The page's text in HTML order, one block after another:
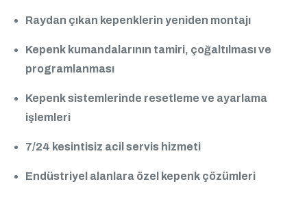
Raydan çıkan kepenklerin yeniden montajı
Kepenk kumandalarının tamiri, çoğaltılması ve
programlanması
Kepenk sistemlerinde resetleme ve ayarlama
işlemleri
7/24 kesintisiz acil servis hizmeti
Endüstriyel alanlara özel kepenk çözümleri